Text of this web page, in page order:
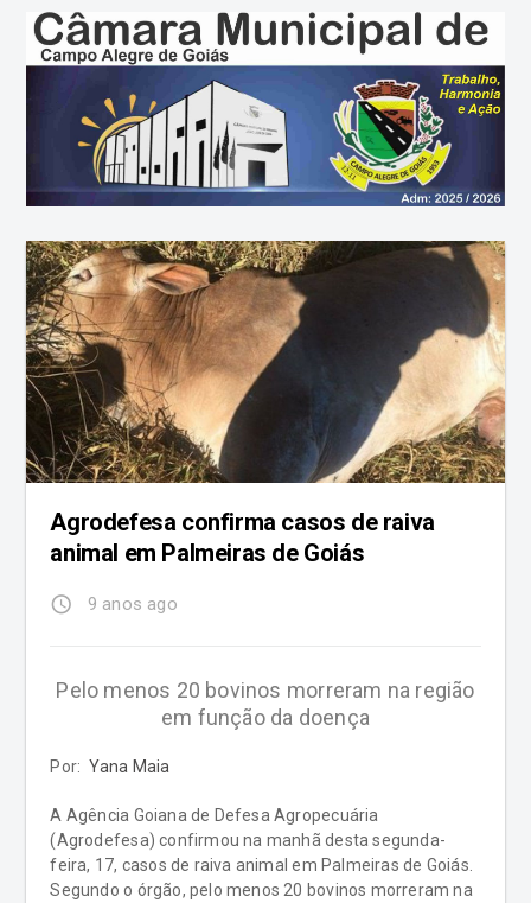
Agrodefesa confirma casos de raiva
animal em Palmeiras de Goiás
access_time 9 anos ago
Pelo menos 20 bovinos morreram na região
em função da doença
Por: Yana Maia
A Agência Goiana de Defesa Agropecuária
(Agrodefesa) confirmou na manhã desta segunda-
feira, 17, casos de raiva animal em Palmeiras de Goiás.
Segundo o órgão, pelo menos 20 bovinos morreram na